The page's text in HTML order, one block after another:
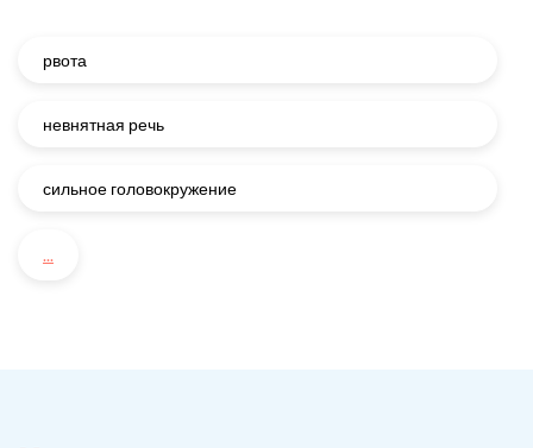
рвота
невнятная речь
сильное головокружение
...